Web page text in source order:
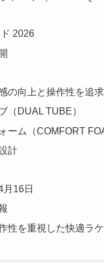
2026
の向上と操作性を追求
（DUAL TUBE）
ーム（COMFORT
計
月16日
性を重視した快適ラ